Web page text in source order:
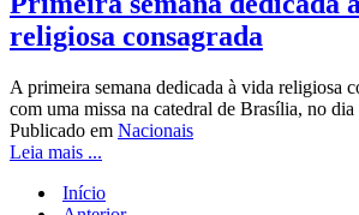
religiosa consagrada
A primeira semana dedicada à vida religiosa
com uma missa na catedral de Brasília, no dia
Publicado em Nacionais
Leia mais ...
Início